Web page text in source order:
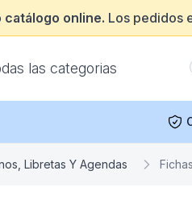
catálogo online. Los pedidos
las categorias
Libretas Y Agendas Fichas